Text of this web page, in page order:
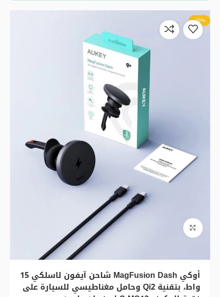
-20%
أوكي MagFusion Dash شاحن آيفون لاسلكي 15
واط، بتقنية Qi2 وحامل مغناطيسي للسيارة على